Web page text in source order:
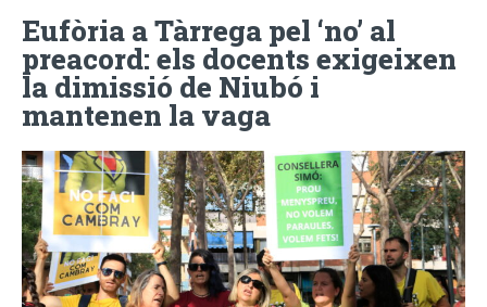
Eufòria a Tàrrega pel ‘no’ al
preacord: els docents exigeixen
la dimissió de Niubó i
mantenen la vaga